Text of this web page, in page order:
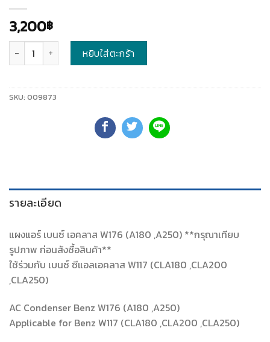
3,200฿
หยิบใส่ตะกร้า
SKU: 009873
รายละเอียด
แผงแอร์ เบนซ์ เอคลาส W176 (A180 ,A250) **กรุณาเทียบ
รูปภาพ ก่อนสังซื้อสินค้า**
ใช้ร่วมกับ เบนซ์ ซีแอลเอคลาส W117 (CLA180 ,CLA200
,CLA250)
AC Condenser Benz W176 (A180 ,A250)
Applicable for Benz W117 (CLA180 ,CLA200 ,CLA250)